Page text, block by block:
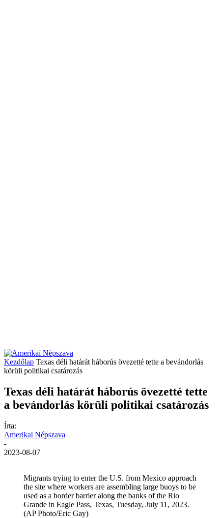
Kezdőlap Texas déli határát háborús övezetté tette a bevándorlás
körüli politikai csatározás
Texas déli határát háborús övezetté tette
a bevándorlás körüli politikai csatározás
Írta:
Amerikai Népszava
-
2023-08-07
Migrants trying to enter the U.S. from Mexico approach
the site where workers are assembling large buoys to be
used as a border barrier along the banks of the Rio
Grande in Eagle Pass, Texas, Tuesday, July 11, 2023.
(AP Photo/Eric Gay)